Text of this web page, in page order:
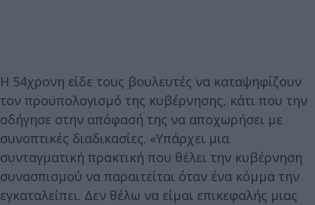
Η 54χρονη είδε τους βουλευτές να καταψηφίζουν
τον προϋπολογισμό της κυβέρνησης, κάτι που την
οδήγησε στην απόφασή της να αποχωρήσει με
συνοπτικές διαδικασίες. «Υπάρχει μια
συνταγματική πρακτική που θέλει την κυβέρνηση
συνασπισμού να παραιτείται όταν ένα κόμμα την
εγκαταλείπει. Δεν θέλω να είμαι επικεφαλής μιας